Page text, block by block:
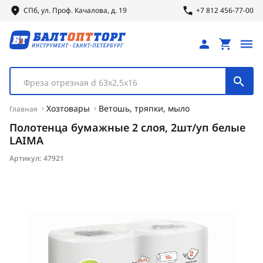
СПб, ул. Проф. Качалова, д. 19 +7 812 456-77-00
Фреза отрезная d 63х2,5х16
Главная Хозтовары Ветошь, тряпки, мыло
Полотенца бумажные 2 слоя, 2шт/уп белые
LAIMA
Артикул: 47921